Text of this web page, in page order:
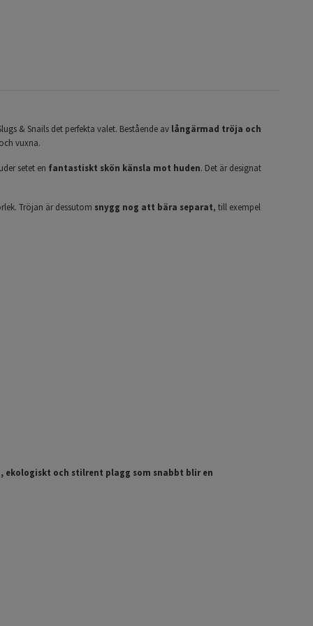
& Snails det perfekta valet. Bestående av långärmad tröja och
vuxna.
setet en fantastiskt skön känsla mot huden. Det är designat
Tröjan är dessutom snygg nog att bära separat, till exempel
ekologiskt och stilrent plagg som snabbt blir en